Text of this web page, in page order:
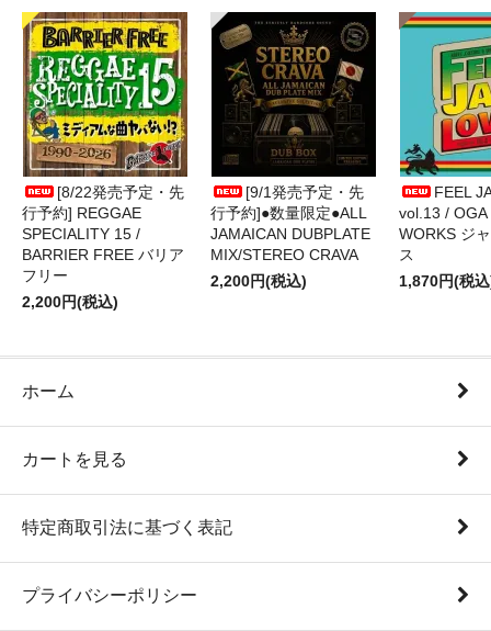
[8/22発売予定・先
行予約] REGGAE
SPECIALITY 15 /
BARRIER FREE バリア
フリー
2,200円(税込)
[9/1発売予定・先
行予約]●数量限定●ALL
JAMAICAN DUBPLATE
MIX/STEREO CRAVA
2,200円(税込)
FEEL
vol.13 / OGA
WORKS ジ
ス
1,870円(税
ホーム
カートを見る
特定商取引法に基づく表記
プライバシーポリシー